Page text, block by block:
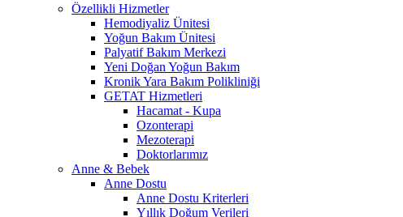
Özellikli Hizmetler
Hemodiyaliz Ünitesi
Yoğun Bakım Ünitesi
Palyatif Bakım Merkezi
Yeni Doğan Yoğun Bakım
Kronik Yara Bakım Polikliniği
GETAT Hizmetleri
Hacamat - Kupa
Ozonterapi
Mezoterapi
Doktorlarımız
Anne & Bebek
Anne Dostu
Anne Dostu Kriterleri
Yıllık Doğum Verileri